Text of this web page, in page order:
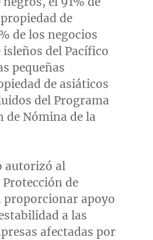
de
de los negocios
del Pacífico
pequeñas
de asiáticos
del Programa
de Nómina de la
autorizó al
de
proporcionar apoyo
a las
afectadas por